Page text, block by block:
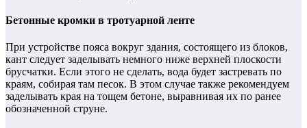
Бетонные кромки в тротуарной ленте
При устройстве пояса вокруг здания, состоящего из блоков,
кант следует заделывать немного ниже верхней плоскости
брусчатки. Если этого не сделать, вода будет застревать по
краям, собирая там песок. В этом случае также рекомендуем
заделывать края на тощем бетоне, выравнивая их по ранее
обозначенной струне.